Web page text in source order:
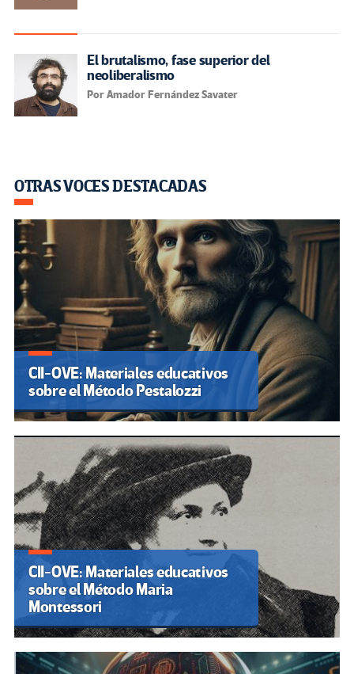
El brutalismo, fase superior del
neoliberalismo
Por Amador Fernández Savater
OTRAS VOCES DESTACADAS
CII-OVE: Materiales educativos
sobre el Método Pestalozzi
CII-OVE: Materiales educativos
sobre el Método Maria
Montessori